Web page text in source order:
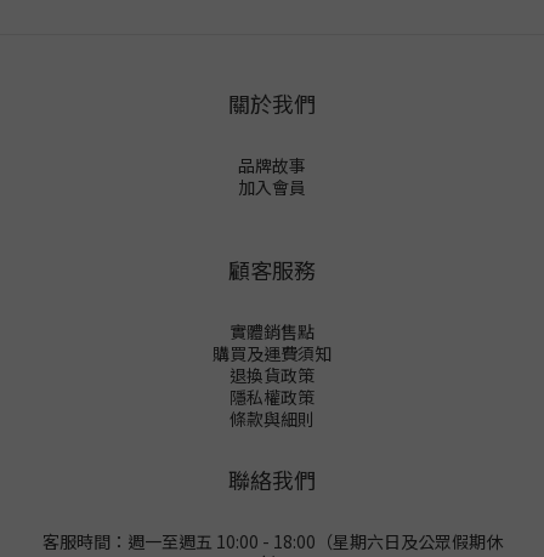
關於我們
品牌故事
加入會員
顧客服務
實體銷售點
購買及運費須知
退換貨政策
隱私權政策
條款與細則
聯絡我們
客服時間：週一至週五 10:00 - 18:00（星期六日及公眾假期休